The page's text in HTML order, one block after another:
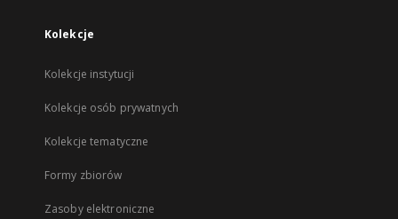
Kolekcje
Kolekcje instytucji
Kolekcje osób prywatnych
Kolekcje tematyczne
Formy zbiorów
Zasoby elektroniczne